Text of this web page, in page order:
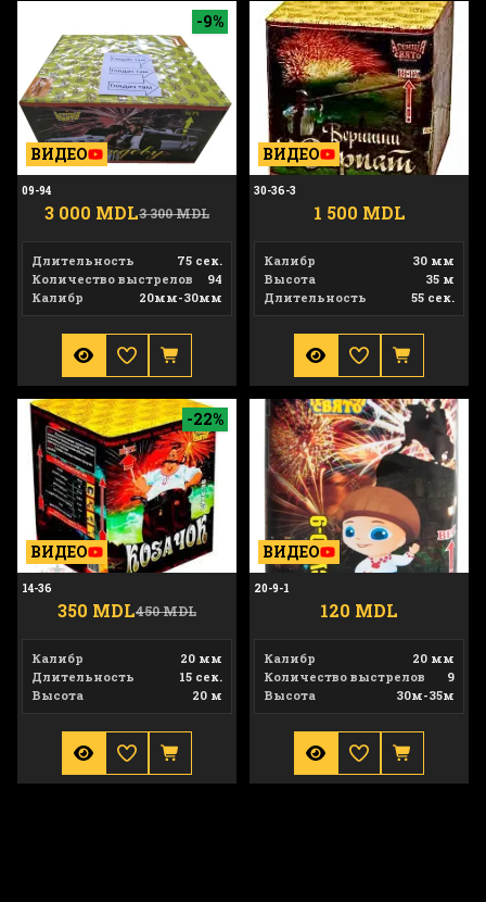
-9%
ВИДЕО
09-94
3 000 MDL3 300 MDL
Длительность
75 сек.
Количество выстрелов
94
Калибр
20мм-30мм
30-36-3
ВИДЕО
30-36-3
1 500 MDL
Калибр
30 мм
Высота
35 м
Длительность
55 сек.
14-36 -22%
ВИДЕО
14-36
350 MDL450 MDL
Калибр
20 мм
Длительность
15 сек.
Высота
20 м
20-9-1
ВИДЕО
20-9-1
120 MDL
Калибр
20 мм
Количество выстрелов
9
Высота
30м-35м